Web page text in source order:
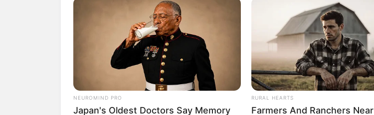
NEUROMIND PRO
Japan's Oldest Doctors Say Memory
RURAL HEARTS
Farmers And Ranchers Near